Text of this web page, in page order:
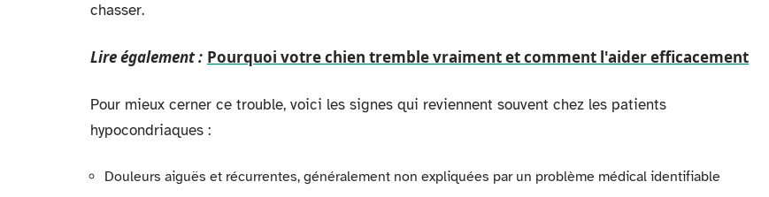
chasser.
Lire également : Pourquoi votre chien tremble vraiment et comment l'aider efficacement
Pour mieux cerner ce trouble, voici les signes qui reviennent souvent chez les patients
hypocondriaques :
Douleurs aiguës et récurrentes, généralement non expliquées par un problème médical identifiable